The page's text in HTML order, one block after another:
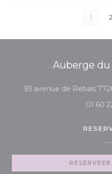
1 2
Auberge
93 avenue de Rebais
01 60